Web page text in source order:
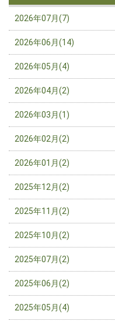
2026年07月(7)
2026年06月(14)
2026年05月(4)
2026年04月(2)
2026年03月(1)
2026年02月(2)
2026年01月(2)
2025年12月(2)
2025年11月(2)
2025年10月(2)
2025年07月(2)
2025年06月(2)
2025年05月(4)